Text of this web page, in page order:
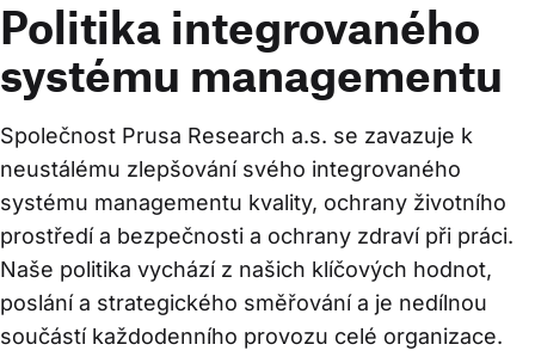
Politika integrovaného
systému managementu
Společnost Prusa Research a.s. se zavazuje k
neustálému zlepšování svého integrovaného
systému managementu kvality, ochrany životního
prostředí a bezpečnosti a ochrany zdraví při práci.
Naše politika vychází z našich klíčových hodnot,
poslání a strategického směřování a je nedílnou
součástí každodenního provozu celé organizace.